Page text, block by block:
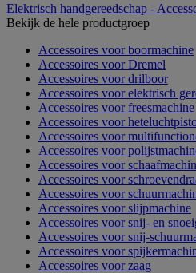
Elektrisch handgereedschap -
Bekijk de hele productgroep
Accessoires voor boormachine
Accessoires voor Dremel
Accessoires voor drilboor
Accessoires voor elektrisch
Accessoires voor freesmachine
Accessoires voor
Accessoires voor
Accessoires voor
Accessoires voor
Accessoires voor
Accessoires voor
Accessoires voor slijpmachine
Accessoires voor snij- en
Accessoires voor snij-
Accessoires voor
Accessoires voor zaag